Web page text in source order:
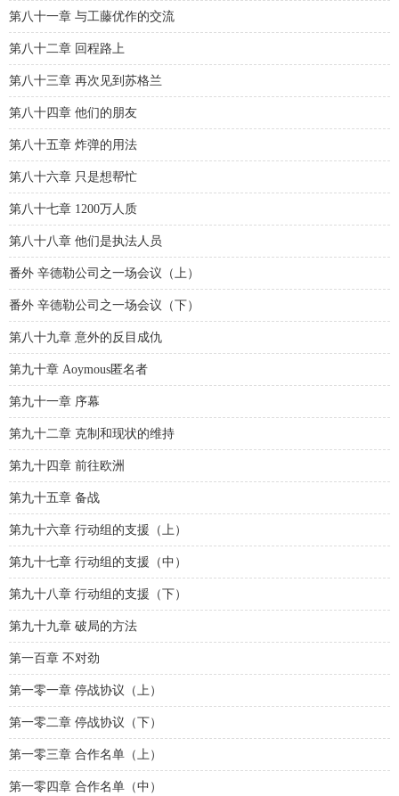
第八十一章 与工藤优作的交流
第八十二章 回程路上
第八十三章 再次见到苏格兰
第八十四章 他们的朋友
第八十五章 炸弹的用法
第八十六章 只是想帮忙
第八十七章 1200万人质
第八十八章 他们是执法人员
番外 辛德勒公司之一场会议（上）
番外 辛德勒公司之一场会议（下）
第八十九章 意外的反目成仇
第九十章 Aoymous匿名者
第九十一章 序幕
第九十二章 克制和现状的维持
第九十四章 前往欧洲
第九十五章 备战
第九十六章 行动组的支援（上）
第九十七章 行动组的支援（中）
第九十八章 行动组的支援（下）
第九十九章 破局的方法
第一百章 不对劲
第一零一章 停战协议（上）
第一零二章 停战协议（下）
第一零三章 合作名单（上）
第一零四章 合作名单（中）